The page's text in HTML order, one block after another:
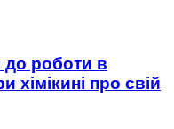
до роботи в
хімікині про свій